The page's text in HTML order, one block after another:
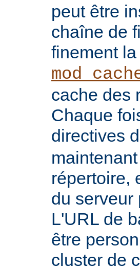
peut être
chaîne de
finement
cache des
Chaque
directives
répertoire,
du serveur
L'URL de
être
cluster de